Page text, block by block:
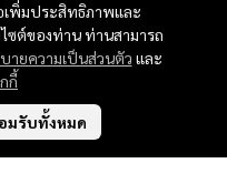
เพิ่มประสิทธิภาพและ
ซต์ของท่าน ท่านสามารถ
ายความเป็นส่วนตัว และ
กี้
มรับทั้งหมด